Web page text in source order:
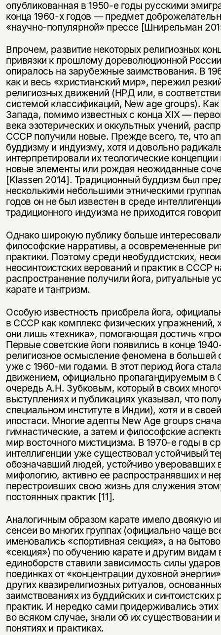
опубликованная в 1950-е годы русскими
конца 1960-х годов — предмет
«научно-популярной» прессе [Шнирельман
Впрочем, развитие некоторых религиозных
привязки к прошлому дореволюционной
опиралось на зарубежные заимствования. В
как и весь «христианский мир», пережил
религиозных движений (НРД или, в
системой классификаций, New age groups). Как
Запада, помимо известных с конца XIX —
века эзотерических и оккультных учений,
СССР получили новые. Прежде всего, те, что
буддизму и индуизму, хотя и довольно
интерпретировали их теологические
новые элементы или рождая неожиданные
[Klassen 2014]. Традиционный буддизм был
несколькими небольшими этническими
годов он не был известен в среде
традиционного индуизма не приходится
Однако широкую публику больше
философские нарративы, а осовремененные
практики. Поэтому среди необуддистских,
неосинтоистских верований и практик в СССР
распространение получили йога, ритуальные
карате и тантризм.
Особую известность приобрела йога,
в СССР как комплекс физических упражнений,
они лишь «техника», помогающая достичь
Первые советские йоги появились в конце
религиозное осмысление феномена в большей
уже с 1960-ми годами. В этот период йога
движением, официально пропагандируемым
очередь А.Н. Зубковым, который в своих
выступлениях и публикациях указывал, что
специальном институте в Индии), хотя и в
ипостаси. Многие адепты New Age groups
гимнастические, а затем и философские
мир восточного мистицизма. В 1970-е годы в
интеллигенции уже существовал устойчивый
обозначавший людей, устойчиво уверовавших
мифологию, активно ее распространявших и
перестроивших свою жизнь для служения
постоянных практик [11].
Аналогичным образом карате имело двоякую
сенсеи во многих группах (официально чаще
именовались «спортивная секция», а на
«секция») по обучению карате и другим видам
единоборств ставили зависимость силы
поединках от «концентрации духовной
других квазирелигиозных ритуалов,
заимствованиях из буддийских и синтоистских
практик. И нередко сами придерживались
во всяком случае, знали об их существовании
понятиях и практиках.